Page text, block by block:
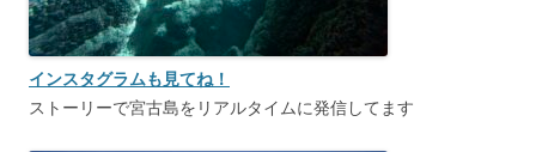
インスタグラムも見てね！
ストーリーで宮古島をリアルタイムに発信してます